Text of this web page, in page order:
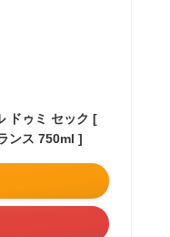
ドゥミ セック [
ンス 750ml ]